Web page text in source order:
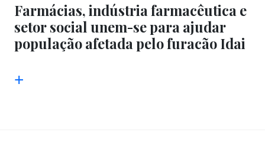
Farmácias, indústria farmacêutica e
setor social unem-se para ajudar
população afetada pelo furacão Idai
+